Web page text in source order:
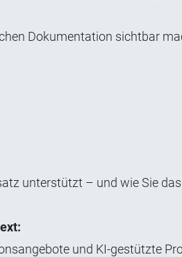
Dokumentation sichtbar
unterstützt – und wie Sie das
und KI-gestützte